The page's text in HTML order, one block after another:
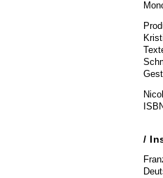
/